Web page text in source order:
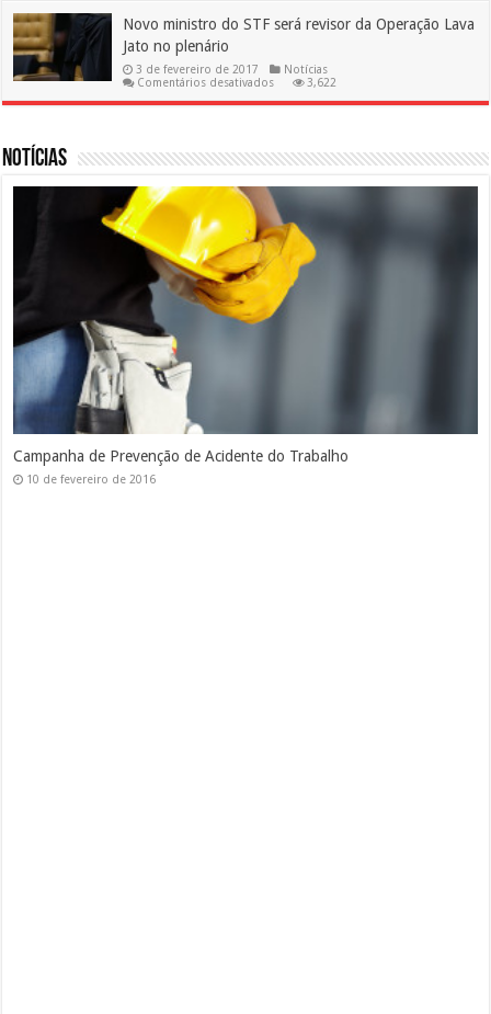
é
o
Novo ministro do STF será revisor da Operação Lava
Jato no plenário
3 de fevereiro de 2017
Notícias
Comentários desativadosem
ministro
revisor
Operação
Lava
Jato
no
plenário
3,622
Notícias
Silicose
10 de fevereiro de 2016